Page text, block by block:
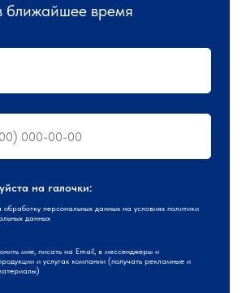
ближайшее время
на галочки:
обработку персональных данных на условиях политики
данных
мне, писать на Email, в мессенджеры и
и услугах компании (получать рекламные и